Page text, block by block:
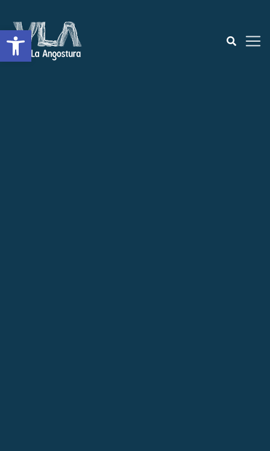
Abrir a barra de ferramentas